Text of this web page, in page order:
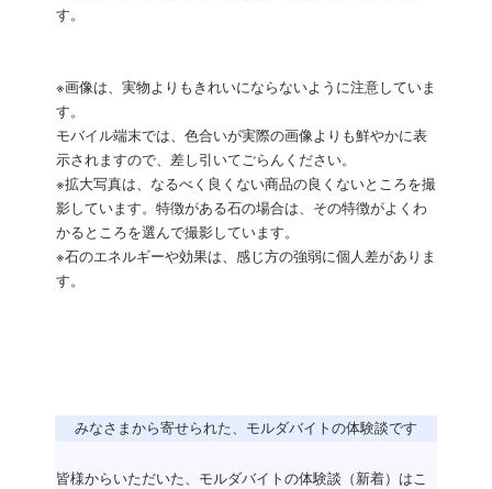
す。
※画像は、実物よりもきれいにならないように注意していま
す。
モバイル端末では、色合いが実際の画像よりも鮮やかに表
示されますので、差し引いてごらんください。
※拡大写真は、なるべく良くない商品の良くないところを撮
影しています。特徴がある石の場合は、その特徴がよくわ
かるところを選んで撮影しています。
※石のエネルギーや効果は、感じ方の強弱に個人差がありま
す。
みなさまから寄せられた、モルダバイトの体験談です
皆様からいただいた、モルダバイトの体験談（新着）はこ